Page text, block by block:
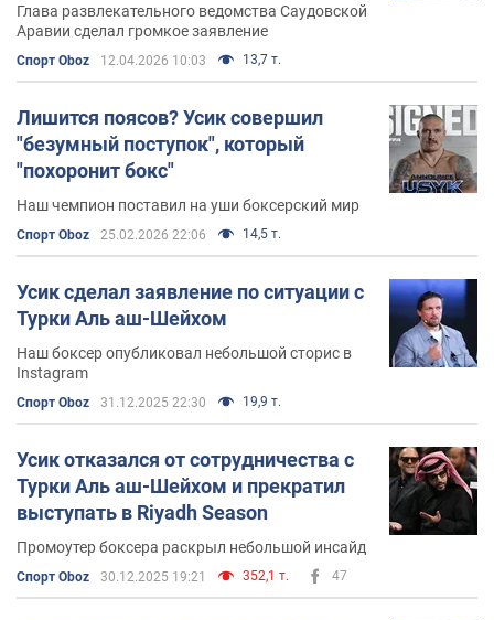
Глава развлекательного ведомства Саудовской
Аравии сделал громкое заявление
Спорт Oboz 12.04.2026 10:03 13,7 т.
Лишится поясов? Усик совершил
"безумный поступок", который
"похоронит бокс"
Наш чемпион поставил на уши боксерский мир
Спорт Oboz 25.02.2026 22:06 14,5 т.
Усик сделал заявление по ситуации с
Турки Аль аш-Шейхом
Наш боксер опубликовал небольшой сторис в
Instagram
Спорт Oboz 31.12.2025 22:30 19,9 т.
Усик отказался от сотрудничества с
Турки Аль аш-Шейхом и прекратил
выступать в Riyadh Season
Промоутер боксера раскрыл небольшой инсайд
Спорт Oboz 30.12.2025 19:21 352,1 т. 47